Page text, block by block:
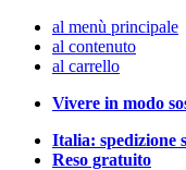
al menù principale
al contenuto
al carrello
Vivere in modo
Italia: spedizione
Reso gratuito